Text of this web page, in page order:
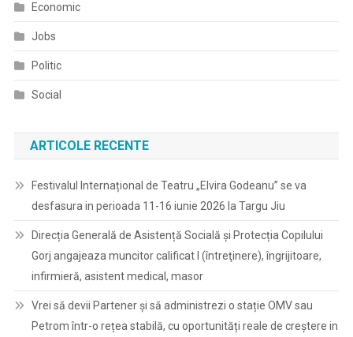
Economic
Jobs
Politic
Social
ARTICOLE RECENTE
Festivalul Internațional de Teatru „Elvira Godeanu” se va
desfasura in perioada 11-16 iunie 2026 la Targu Jiu
Direcția Generală de Asistență Socială și Protecția Copilului
Gorj angajeaza muncitor calificat I (întreţinere), îngrijitoare,
infirmieră, asistent medical, masor
Vrei să devii Partener și să administrezi o stație OMV sau
Petrom într-o rețea stabilă, cu oportunități reale de creștere in